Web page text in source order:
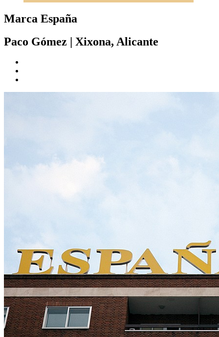
Marca España
Paco Gómez | Xixona, Alicante